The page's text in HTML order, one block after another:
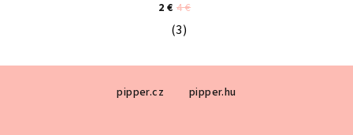
2 € 4 €
Priemerné hodnotenie produktu
(3)
pipper.cz pipper.hu